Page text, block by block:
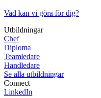
Vad kan vi göra för dig?
Utbildningar
Chef
Diploma
Teamledare
Handledare
Se alla utbildningar
Connect
LinkedIn